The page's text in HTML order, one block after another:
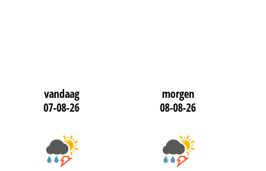
vandaag
07-08-26
morgen
08-08-26